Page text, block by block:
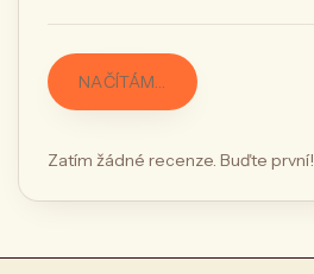
NAČÍTÁM…
Zatím žádné recenze. Buďte první!